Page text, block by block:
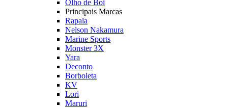
Olho de Boi
Principais Marcas
Rapala
Nelson Nakamura
Marine Sports
Monster 3X
Yara
Deconto
Borboleta
KV
Lori
Maruri